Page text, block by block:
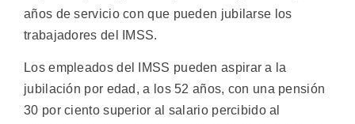
años de servicio con que pueden jubilarse los
trabajadores del IMSS.
Los empleados del IMSS pueden aspirar a la
jubilación por edad, a los 52 años, con una pensión
30 por ciento superior al salario percibido al